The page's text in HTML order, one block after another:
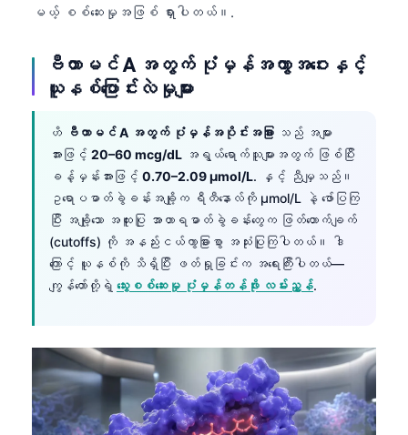
မယ့် စစ်ဆေးမှုအဖြစ် ရှားပါတယ်။.
ဗီတာမင် A အတွက် ပုံမှန်အကွာအဝေးနှင့်
ယူနစ်ပြောင်းလဲမှုများ
ဟိ ဗီတာမင် A အတွက် ပုံမှန်အပိုင်းအခြား သည် အများ
အားဖြင့် 20–60 mcg/dL အရွယ်ရောက်သူများအတွက် ဖြစ်ပြီး
ခန့်မှန်းအားဖြင့် 0.70–2.09 µmol/L. နှင့် ညီမျှသည်။
ဥရောပဓာတ်ခွဲခန်းအချို့က ရီတီနောလ်ကို µmol/L နဲ့ ဖော်ပြကြ
ပြီး အချို့သော အထူးပြု အာဟာရဓာတ်ခွဲခန်းတွေက ဖြတ်တောက်ချက်
(cutoffs) ကို အနည်းငယ်ကွာခြားစွာ အသုံးပြုကြပါတယ်။ ဒါ
ကြောင့် ယူနစ်ကို သိရှိပြီး ဖတ်ရှုခြင်းက အရေးကြီးပါတယ်—
ကျွန်တော်တို့ရဲ့ သွေးစစ်ဆေးမှု ပုံမှန်တန်ဖိုး လမ်းညွှန်.